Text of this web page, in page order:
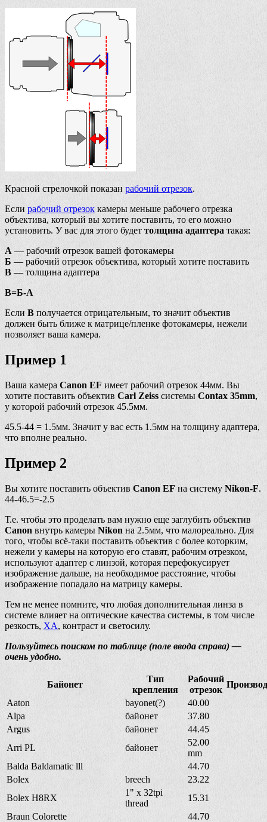
Красной стрелочкой показан рабочий отрезок.
Если рабочий отрезок камеры меньше рабочего отрезка
объектива, который вы хотите поставить, то его можно
установить. У вас для этого будет толщина адаптера такая:
А — рабочий отрезок вашей фотокамеры
Б — рабочий отрезок объектива, который хотите поставить
В — толщина адаптера
В=Б-А
Если В получается отрицательным, то значит объектив
должен быть ближе к матрице/пленке фотокамеры, нежели
позволяет ваша камера.
Пример 1
Ваша камера Canon EF имеет рабочий отрезок 44мм. Вы
хотите поставить объектив Carl Zeiss системы Contax 35mm,
у которой рабочий отрезок 45.5мм.
45.5-44 = 1.5мм. Значит у вас есть 1.5мм на толщину адаптера,
что вполне реально.
Пример 2
Вы хотите поставить объектив Canon EF на систему Nikon-F.
44-46.5=-2.5
Т.е. чтобы это проделать вам нужно еще заглубить объектив
Canon внутрь камеры Nikon на 2.5мм, что малореально. Для
того, чтобы всё-таки поставить объектив с более которким,
нежели у камеры на которую его ставят, рабочим отрезком,
используют адаптер с линзой, которая перефокусирует
изображение дальше, на необходимое расстояние, чтобы
изображение попадало на матрицу камеры.
Тем не менее помните, что любая дополнительная линза в
системе влияет на оптические качества системы, в том числе
резкость, ХА, контраст и светосилу.
Пользуйтесь поиском по таблице (поле ввода справа) —
очень удобно.
Байонет
Тип
крепления
Рабочий
отрезок
Aaton
bayonet(?)
40.00
Alpa
байонет
37.80
Argus
байонет
44.45
Arri PL
байонет
52.00
mm
Balda Baldamatic lll
44.70
Bolex
breech
23.22
Bolex H8RX
1" x 32tpi
thread
15.31
Braun Colorette
44.70